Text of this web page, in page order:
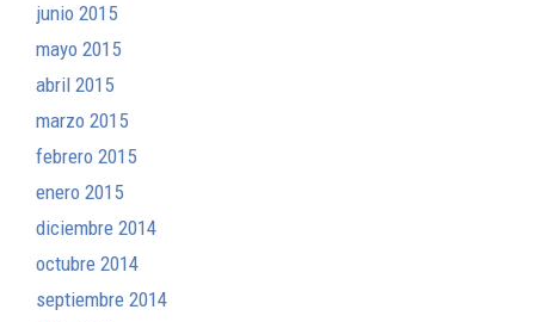
junio 2015
mayo 2015
abril 2015
marzo 2015
febrero 2015
enero 2015
diciembre 2014
octubre 2014
septiembre 2014